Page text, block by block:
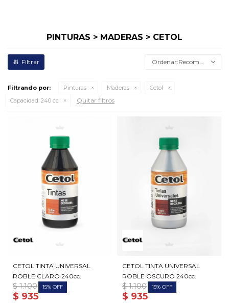
PINTURAS > MADERAS > CETOL
Recomendados
Filtrando por: Pinturas Maderas
Cetol
Capacidad: 240 cc Quitar filtros
CETOL TINTA UNIVERSAL
ROBLE CLARO 240cc.
$ 935
$ 1.100 15
CETOL TINTA UNIVERSAL
ROBLE OSCURO 240cc.
$ 935
$ 1.100 15